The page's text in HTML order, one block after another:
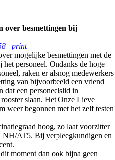
over besmettingen bij
print
mogelijke besmettingen met de
personeel. Ondanks de hoge
raken er alsnog medewerkers
van bijvoorbeeld een vriend
dat een personeelslid in
slaan. Het Onze Lieve
weer begonnen met het zelf testen
hoog, zo laat voorzitter
NH/AT5. Bij verpleegkundigen en
moment dan ook bijna geen